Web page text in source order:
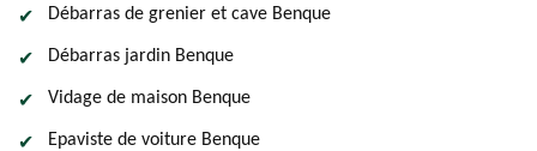
Débarras de grenier et cave Benque
Débarras jardin Benque
Vidage de maison Benque
Epaviste de voiture Benque